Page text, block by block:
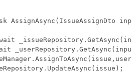
AssignAsync(IssueAssignDto